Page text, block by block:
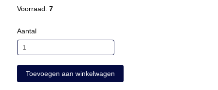
Voorraad: 7
Aantal